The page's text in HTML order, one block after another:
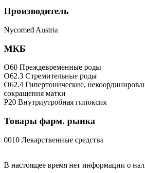
Производитель
Nycomed Austria
МКБ
O60 Преждевременные роды
O62.3 Стремительные роды
O62.4 Гипертонические,
сокращения матки
P20 Внутриутробная гипоксия
Товары фарм. рынка
0010 Лекарственные средства
В настоящее время нет информации о